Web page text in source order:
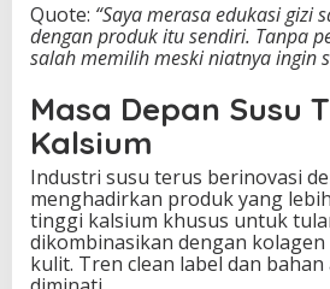
Quote: “Saya merasa edukasi gizi
dengan produk itu sendiri. Tanpa
salah memilih meski niatnya ingin
Masa Depan Susu
Kalsium
Industri susu terus berinovasi
menghadirkan produk yang
tinggi kalsium khusus untuk
dikombinasikan dengan
kulit. Tren clean label dan